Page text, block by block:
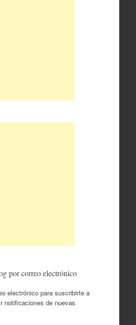
por correo electrónico
electrónico para suscribirte a
notificaciones de nuevas